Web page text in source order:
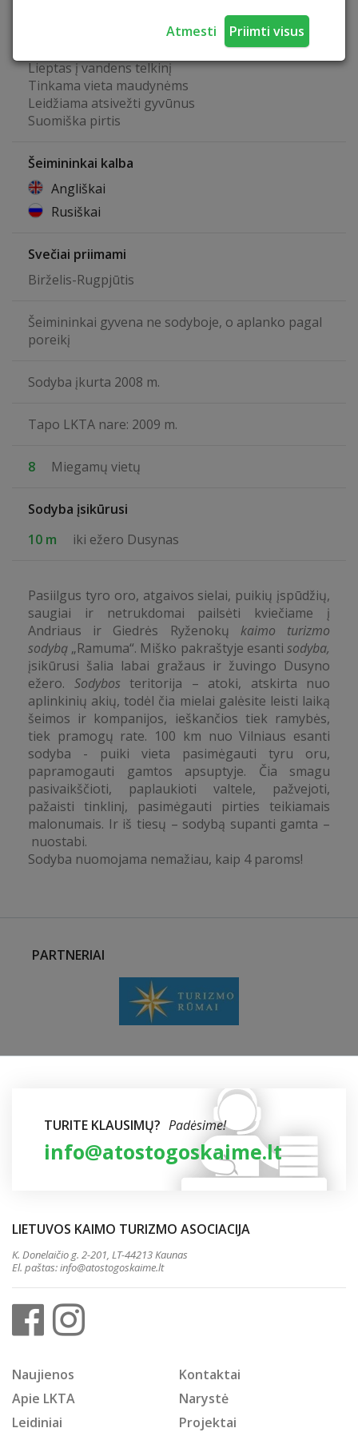
Atmesti Priimti visus
Lieptas į vandens telkinį
Tinkama vieta maudynėms
Leidžiama atsivežti gyvūnus
Suomiška pirtis
Šeimininkai kalba
Angliškai
Rusiškai
Svečiai priimami
Birželis-Rugpjūtis
Šeimininkai gyvena ne sodyboje, o aplanko pagal
poreikį
Sodyba įkurta 2008 m.
Tapo LKTA nare: 2009 m.
8 Miegamų vietų
Sodyba įsikūrusi
10 m
iki ežero Dusynas
Pasiilgus tyro oro, atgaivos sielai, puikių įspūdžių,
saugiai ir netrukdomai pailsėti kviečiame į
Andriaus ir Giedrės Ryženokų kaimo turizmo
sodybą „Ramuma“. Miško pakraštyje esantisodyba,
įsikūrusi šalia labai gražaus ir žuvingo Dusyno
ežero. Sodybos teritorija – atoki, atskirta nuo
aplinkinių akių, todėl čia mielai galėsite leisti laiką
šeimos ir kompanijos, ieškančios tiek ramybės,
tiek pramogų rate. 100 km nuo Vilniaus esanti
sodyba - puiki vieta pasimėgauti tyru oru,
papramogauti gamtos apsuptyje. Čia smagu
pasivaikščioti, paplaukioti valtele, pažvejoti,
pažaisti tinklinį, pasimėgauti pirties teikiamais
malonumais. Ir iš tiesų – sodybą supanti gamta –
nuostabi.
Sodyba nuomojama nemažiau, kaip 4 paroms!
PARTNERIAI
TURITE KLAUSIMŲ? Padėsime!
info@atostogoskaime.lt
LIETUVOS KAIMO TURIZMO ASOCIACIJA
K. Donelaičio g. 2-201, LT-44213 Kaunas
El. paštas:info@atostogoskaime.lt
Naujienos
Kontaktai
Apie LKTA
Narystė
Leidiniai
Projektai